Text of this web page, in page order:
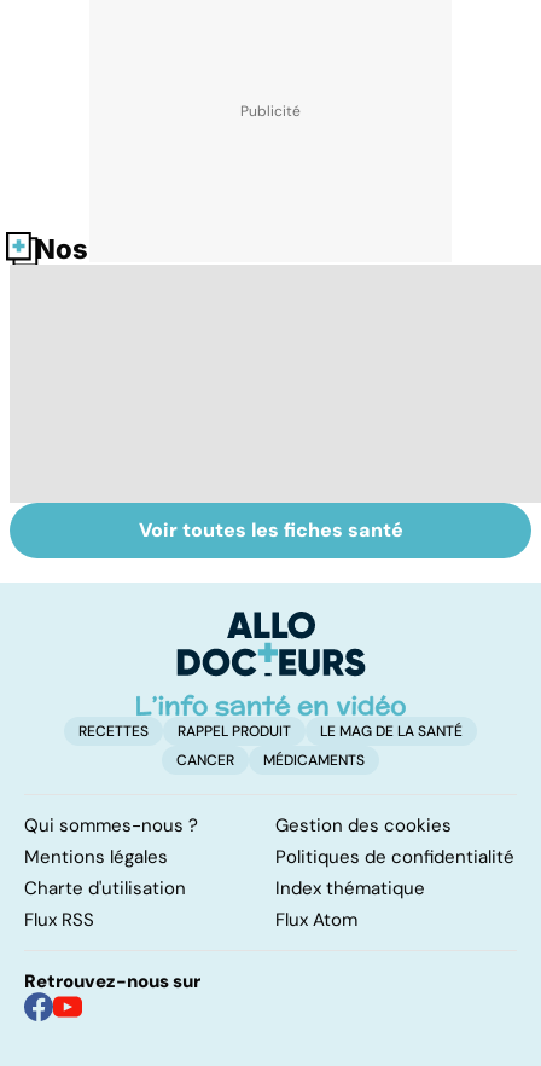
Nos fiches santé
La tuberculose
pulmonaire
Tout savoir sur
les infections
Voir toutes les fiches santé
RECETTES RAPPEL PRODUIT
LE MAG DE LA SANTÉ
CANCER
MÉDICAMENTS
Qui sommes-nous ?
Gestion des cookies
Mentions légales
Politiques de confidentialité
Charte d'utilisation
Index thématique
Flux RSS
Flux Atom
Retrouvez-nous sur